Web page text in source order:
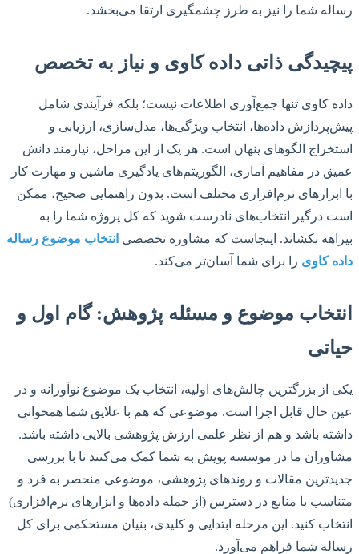
رساله شما را نیز به طرز چشمگیری ارتقا می‌بخشد.
پیچیدگی ذاتی داده کاوی و نیاز به تخصص
داده کاوی تنها جمع‌آوری اطلاعات نیست؛ بلکه فرآیندی شامل
پیش‌پردازش داده‌ها، انتخاب ویژگی‌ها، مدل‌سازی، ارزیابی و
استخراج الگوهای پنهان است. هر یک از این مراحل، نیازمند دانش
عمیق در مفاهیم آماری، الگوریتم‌های یادگیری ماشین و مهارت کار
با ابزارهای نرم‌افزاری مختلف است. بدون راهنمایی صحیح، ممکن
است درگیر انتخاب‌های نادرست شوید که کل پروژه شما را به
بیراهه بکشاند. اینجاست که مشاوره تخصصی انتخاب موضوع رساله
داده کاوی را برای شما آسان‌تر می‌کند.
انتخاب موضوع و مسئله پژوهش: گام اول و
حیاتی
یکی از بزرگترین چالش‌های اولیه، انتخاب یک موضوع نوآورانه و در
عین حال قابل اجرا است. موضوعی که هم با علایق شما همخوانی
داشته باشد و هم از نظر علمی ارزش پژوهشی بالایی داشته باشد.
مشاوران ما در موسسه پویش به شما کمک می‌کنند تا با بررسی
جدیدترین مقالات و روندهای پژوهشی، موضوعی منحصر به فرد و
متناسب با منابع در دسترس (از جمله داده‌ها و ابزارهای نرم‌افزاری)
انتخاب کنید. این مرحله ابتدایی و کلیدی، بنیان مستحکمی برای کل
رساله شما فراهم می‌آورد.